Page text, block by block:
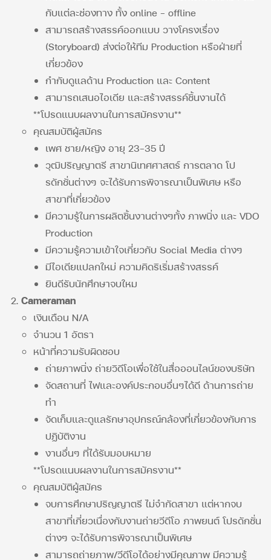
กับแต่ละช่องทาง ทั้ง online – offline
สามารถสร้างสรรค์ออกแบบ วางโครงเรื่อง
(Storyboard) ส่งต่อให้ทีม Production หรือฝ่ายที่
เกี่ยวข้อง
กำกับดูแลด้าน Production และ Content
สามารถเสนอไอเดีย และสร้างสรรค์ชิ้นงานได้
**โปรดแนบผลงานในการสมัครงาน**
คุณสมบัติผู้สมัคร
เพศ ชาย/หญิง อายุ 23-35 ปี
วุฒิปริญญาตรี สาขานิเทศศาสตร์ การตลาด โป
รดักชั่นต่างๆ จะได้รับการพิจารณาเป็นพิเศษ หรือ
สาขาที่เกี่ยวข้อง
มีความรู้ในการผลิตชิ้นงานต่างๆทั้ง ภาพนิ่ง และ VDO
Production
มีความรู้ความเข้าใจเกี่ยวกับ Social Media ต่างๆ
มีไอเดียแปลกใหม่ ความคิดริเริ่มสร้างสรรค์
ยินดีรับนักศึกษาจบใหม
Cameraman
เงินเดือน N/A
จำนวน 1 อัตรา
หน้าที่ความรับผิดชอบ
ถ่ายภาพนิ่ง ถ่ายวิดีโอเพื่อใช้ในสื่อออนไลน์ของบริษัท
จัดสถานที่ ไฟและองค์ประกอบอื่นๆได้ดี ด้านการถ่าย
ทำ
จัดเก็บและดูแลรักษาอุปกรณ์กล้องที่เกี่ยวข้องกับการ
ปฏิบัติงาน
งานอื่นๆ ที่ได้รับมอบหมาย
**โปรดแนบผลงานในการสมัครงาน**
คุณสมบัติผู้สมัคร
จบการศึกษาปริญญาตรี ไม่จำกัดสาขา แต่หากจบ
สาขาที่เกี่ยวเนื่องกับงานถ่ายวีดีโอ ภาพยนต์ โปรดักชั่น
ต่างๆ จะได้รับการพิจารณาเป็นพิเศษ
สามารถถ่ายภาพ/วีดีโอได้อย่างมีคุณภาพ มีความรู้